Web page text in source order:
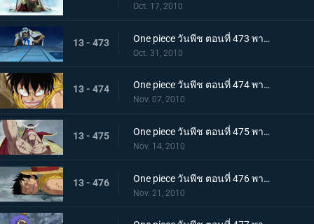
Oct. 17, 2010
13 - 473 One piece วันพีช ตอนที่ 473 พากย์ไทย เริ่มใช้แผนกำแพงล้อม! กลุ่มโจรสลัดหนวดขาวจนมุม!!
Oct. 31, 2010
13 - 474 One piece วันพีช ตอนที่ 474 พากย์ไทย คำสั่งลงมือประหารออกมาแล้ว ถล่มกำแพงที่ล้อมเร็วเข้า!
Nov. 07, 2010
13 - 475 One piece วันพีช ตอนที่ 475 พากย์ไทย เข้าสู่ช่วงสุดท้าย! หมากพลิกสถานการณ์ของหนวดขาว
Nov. 14, 2010
13 - 476 One piece วันพีช ตอนที่ 476 พากย์ไทย ลูพี่หมดแรง! สงครามดุเดือดเหนือลานโอริส!!
Nov. 21, 2010